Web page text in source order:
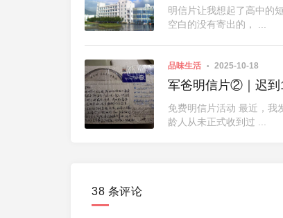
明信片让我想起了高中的
空白的没有寄出的， ...
品味生活 2025-10-18
军爸明信片②｜迟到
免费明信片活动 最近，我
龄人从未正式收到过 ...
38 条评论